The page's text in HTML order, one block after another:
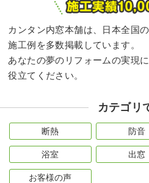
カンタン内窓本舗は、日本全国
施工例を多数掲載しています。
あなたの夢のリフォームの実現
役立てください。
カテゴリ
断熱 防音
浴室 出窓
お客様の声